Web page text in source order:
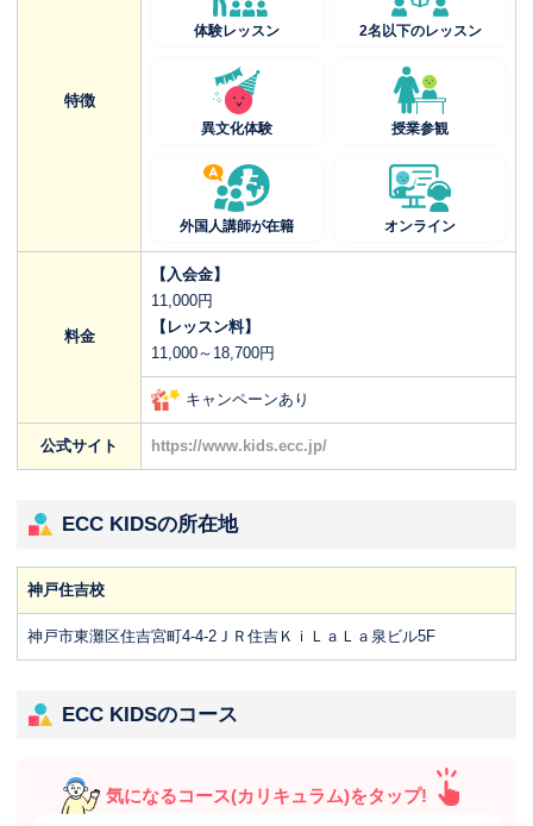
特徴
体験レッスン 2名以下のレッスン
異文化体験 授業参観
外国人講師が在籍 オンライン
料金
【入会金】
11,000円
【レッスン料】
11,000～18,700円
キャンペーンあり
公式サイト https://www.kids.ecc.jp/
ECC KIDSの所在地
神戸住吉校
神戸市東灘区住吉宮町4-4-2ＪＲ住吉ＫｉＬａＬａ泉ビル5F
ECC KIDSのコース
気になるコース(カリキュラム)をタップ!